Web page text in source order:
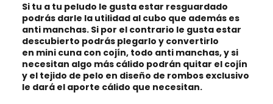
Si tu a tu peludo le gusta estar resguardado
podrás darle la utilidad al cubo que además es
anti manchas. Si por el contrario le gusta estar
descubierto podrás plegarlo y convertirlo
en mini cuna con cojín, todo anti manchas, y si
necesitan algo más cálido podrán quitar el cojín
y el tejido de pelo en diseño de rombos exclusivo
le dará el aporte cálido que necesitan.